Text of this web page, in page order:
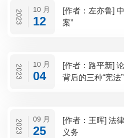
2023 10 月
12
[作者：左亦鲁] 中国宪法“第一修正
案”
2023 10 月
04
[作者：路平新] 论宪法与部门法关系
背后的三种“宪法”
2023 09 月
25
[作者：王晖] 法律中的团结观与基本
义务